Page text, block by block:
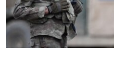
ИНТЕРВЈУА
Јазици